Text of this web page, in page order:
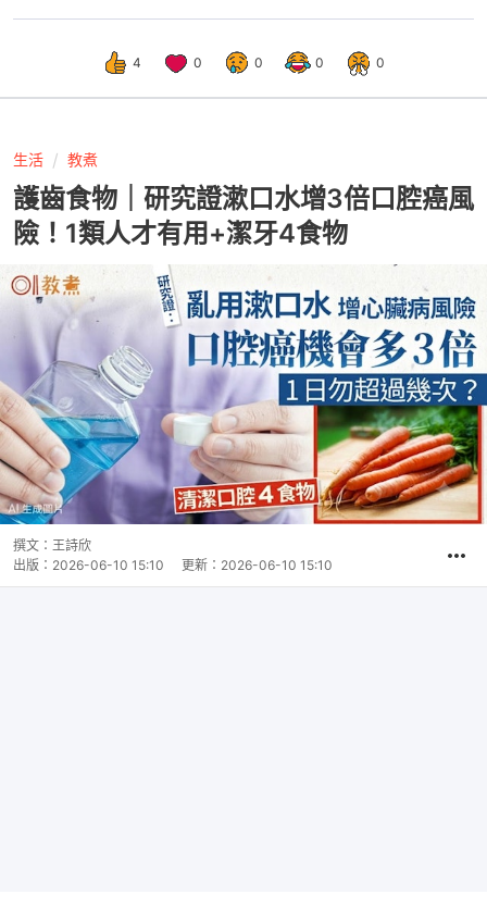
4 0 0 0 0
生活 教煮
護齒食物｜研究證漱口水增3倍口腔癌風
險！1類人才有用+潔牙4食物
撰文： 王詩欣
出版： 2026-06-10 15:10 更新： 2026-06-10 15:10